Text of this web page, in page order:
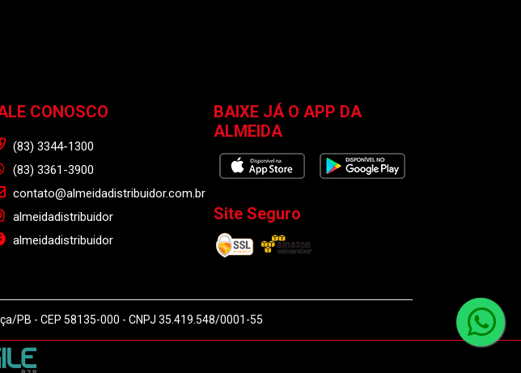
CONOSCO
(83) 3344-1300
(83) 3361-3900
contato@almeidadistribuidor.com.br
almeidadistribuidor
almeidadistribuidor
BAIXE JÁ O APP DA
ALMEIDA
Site Seguro
PB - CEP 58135-000 - CNPJ 35.419.548/0001-55